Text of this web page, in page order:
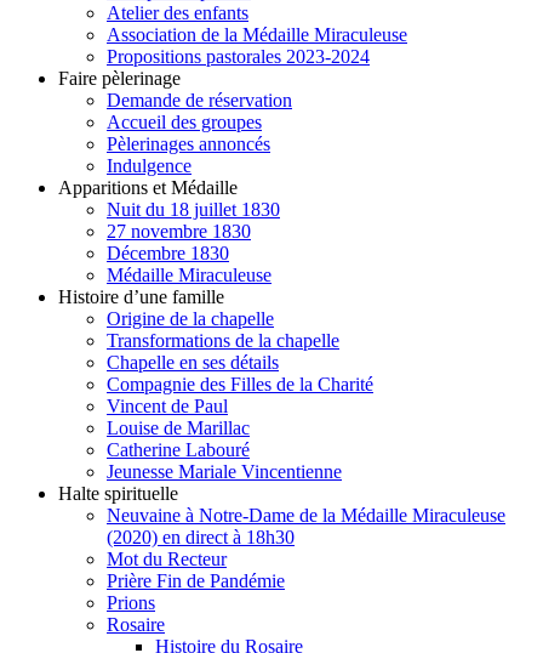
Atelier des enfants
Association de la Médaille Miraculeuse
Propositions pastorales 2023-2024
Faire pèlerinage
Demande de réservation
Accueil des groupes
Pèlerinages annoncés
Indulgence
Apparitions et Médaille
Nuit du 18 juillet 1830
27 novembre 1830
Décembre 1830
Médaille Miraculeuse
Histoire d’une famille
Origine de la chapelle
Transformations de la chapelle
Chapelle en ses détails
Compagnie des Filles de la Charité
Vincent de Paul
Louise de Marillac
Catherine Labouré
Jeunesse Mariale Vincentienne
Halte spirituelle
Neuvaine à Notre-Dame de la Médaille Miraculeuse
(2020) en direct à 18h30
Mot du Recteur
Prière Fin de Pandémie
Prions
Rosaire
Histoire du Rosaire